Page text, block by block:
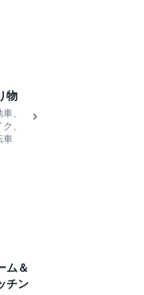
物
、
、
車
ム＆
チン